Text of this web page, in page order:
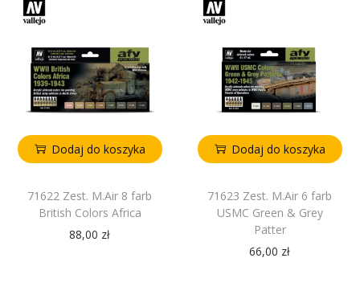
Dodaj do koszyka
71622 Zest. M.Air 8 farb
British Colors Africa
88,00 zł
Dodaj do koszyka
71623 Zest. M.Air 6 farb
USMC Green & Grey
Patter
66,00 zł